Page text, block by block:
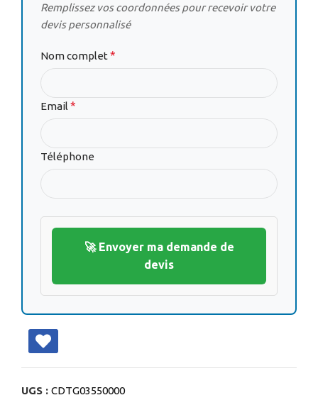
Remplissez vos coordonnées pour recevoir votre
devis personnalisé
Nom complet*
Email *
Téléphone
🚀 Envoyer ma demande de
devis
UGS : CDTG03550000